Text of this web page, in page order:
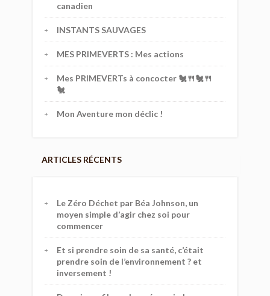
canadien
INSTANTS SAUVAGES
MES PRIMEVERTS : Mes actions
Mes PRIMEVERTs à concocter 🐔🍴🐔🍴
🐔
Mon Aventure mon déclic !
ARTICLES RÉCENTS
Le Zéro Déchet par Béa Johnson, un
moyen simple d’agir chez soi pour
commencer
Et si prendre soin de sa santé, c’était
prendre soin de l’environnement ? et
inversement !